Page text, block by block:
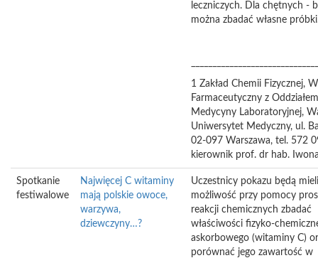
leczniczych. Dla chętnych -
można zbadać własne
1 Zakład Chemii Fizycznej,
Farmaceutyczny z Oddziałem
Medycyny Laboratoryjnej,
Uniwersytet Medyczny, ul.
02-097 Warszawa, tel. 572
kierownik prof. dr hab.
Spotkanie
festiwalowe
Najwięcej C witaminy
mają polskie owoce,
warzywa,
dziewczyny…?
Uczestnicy pokazu będą mieli
możliwość przy pomocy
reakcji chemicznych zbadać
właściwości fizyko-
askorbowego (witaminy C)
porównać jego zawartość w